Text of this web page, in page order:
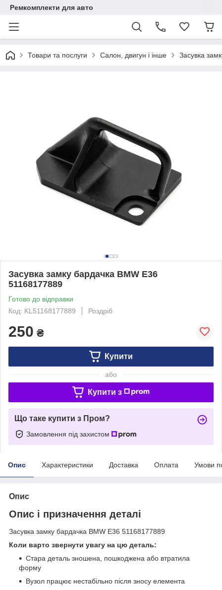
Ремкомплекти для авто
Товари та послуги Салон, двигун і інше Засувка
Засувка замку бардачка BMW E36
51168177889
Готово до відправки
Код: KL51168177889
Роздріб
250 ₴
Купити
або
Купити з
Що таке купити з Пром?
Замовлення під захистом
Опис Характеристики Доставка Оплата Умови
Опис
Опис і призначення деталі
Засувка замку бардачка BMW E36 51168177889
Коли варто звернути увагу на цю деталь:
Стара деталь зношена, пошкоджена або втратила
форму
Вузол працює нестабільно після зносу елемента